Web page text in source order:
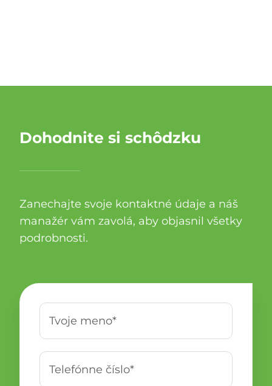
Dohodnite si schôdzku
Zanechajte svoje kontaktné údaje a náš
manažér vám zavolá, aby objasnil všetky
podrobnosti.